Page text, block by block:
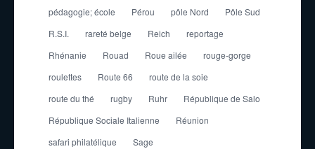
pédagogie; école
Pérou pôle Nord
Pôle Sud
R.S.I.
rareté belge Reich
reportage
Rhénanie
Rouad Roue ailée
rouge-gorge
roulettes
Route 66
route de la soie
route du thé
rugby Ruhr
République de Salo
République Sociale Italienne
Réunion
safari philatélique
Sage